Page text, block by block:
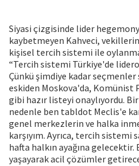
Siyasi çizgisinde lider
kaybetmeyen Kahveci,
kişisel tercih sistemi ile
“Tercih sistemi Türkiye'de
Çünkü şimdiye kadar
eskiden Moskova'da, Komünist
gibi hazır listeyi onaylıyordu.
nedenle ben tabldot Meclis'e
genel merkezlerin ve halka
karşıyım. Ayrıca, tercih
hafta halkın ayağına
yaşayarak acil çözümler